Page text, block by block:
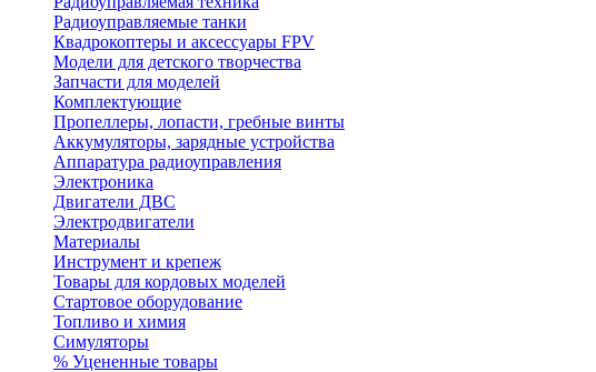
Радиоуправляемые танки
Квадрокоптеры и аксессуары FPV
Модели для детского творчества
Запчасти для моделей
Комплектующие
Пропеллеры, лопасти, гребные винты
Аккумуляторы, зарядные устройства
Аппаратура радиоуправления
Электроника
Двигатели ДВС
Электродвигатели
Материалы
Инструмент и крепеж
Товары для кордовых моделей
Стартовое оборудование
Топливо и химия
Симуляторы
% Уцененные товары